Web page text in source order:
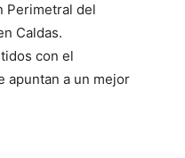
Perimetral del
Caldas.
con el
apuntan a un mejor